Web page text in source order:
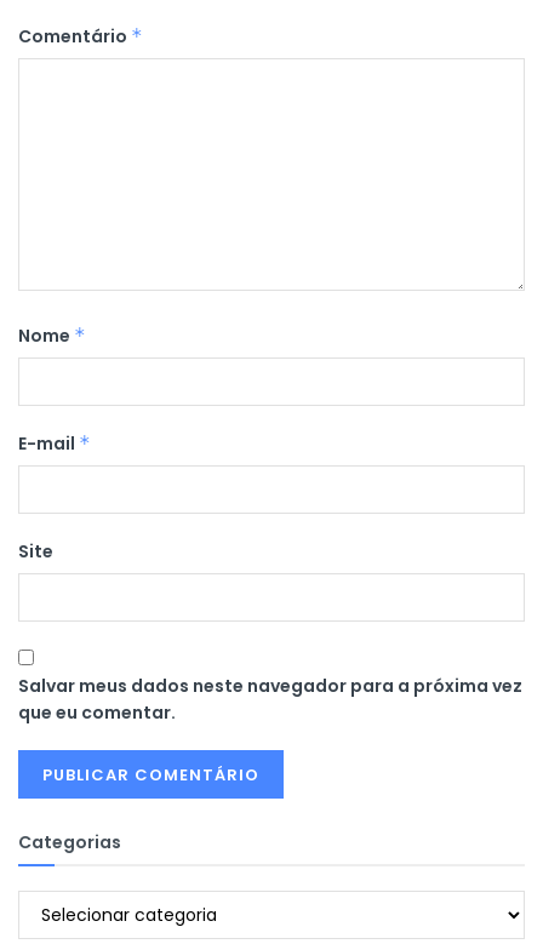
Comentário *
Nome *
E-mail *
Site
Salvar meus dados neste navegador para a próxima vez
que eu comentar.
Categorias
Categorias